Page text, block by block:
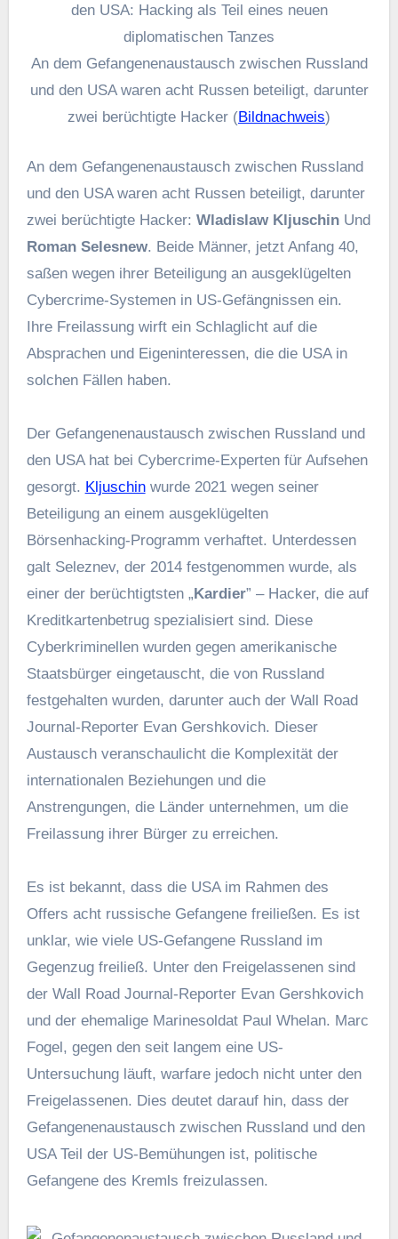
An dem Gefangenenaustausch zwischen Russland
und den USA waren acht Russen beteiligt, darunter
zwei berüchtigte Hacker (Bildnachweis)
An dem Gefangenenaustausch zwischen Russland
und den USA waren acht Russen beteiligt, darunter
zwei berüchtigte Hacker: Wladislaw KljuschinUnd
Roman Selesnew. Beide Männer, jetzt Anfang 40,
saßen wegen ihrer Beteiligung an ausgeklügelten
Cybercrime-Systemen in US-Gefängnissen ein.
Ihre Freilassung wirft ein Schlaglicht auf die
Absprachen und Eigeninteressen, die die USA in
solchen Fällen haben.
Der Gefangenenaustausch zwischen Russland und
den USA hat bei Cybercrime-Experten für Aufsehen
gesorgt. Kljuschinwurde 2021 wegen seiner
Beteiligung an einem ausgeklügelten
Börsenhacking-Programm verhaftet. Unterdessen
galt Seleznev, der 2014 festgenommen wurde, als
einer der berüchtigtsten „Kardier” – Hacker, die auf
Kreditkartenbetrug spezialisiert sind. Diese
Cyberkriminellen wurden gegen amerikanische
Staatsbürger eingetauscht, die von Russland
festgehalten wurden, darunter auch der Wall Road
Journal-Reporter Evan Gershkovich. Dieser
Austausch veranschaulicht die Komplexität der
internationalen Beziehungen und die
Anstrengungen, die Länder unternehmen, um die
Freilassung ihrer Bürger zu erreichen.
Es ist bekannt, dass die USA im Rahmen des
Offers acht russische Gefangene freiließen. Es ist
unklar, wie viele US-Gefangene Russland im
Gegenzug freiließ. Unter den Freigelassenen sind
der Wall Road Journal-Reporter Evan Gershkovich
und der ehemalige Marinesoldat Paul Whelan. Marc
Fogel, gegen den seit langem eine US-
Untersuchung läuft, warfare jedoch nicht unter den
Freigelassenen. Dies deutet darauf hin, dass der
Gefangenenaustausch zwischen Russland und den
USA Teil der US-Bemühungen ist, politische
Gefangene des Kremls freizulassen.